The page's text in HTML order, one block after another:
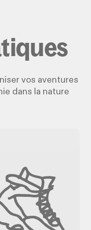
vos aventures
dans la nature